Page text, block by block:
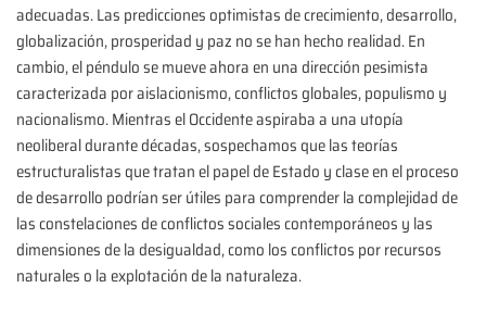
adecuadas. Las predicciones optimistas de crecimiento, desarrollo,
globalización, prosperidad y paz no se han hecho realidad. En
cambio, el péndulo se mueve ahora en una dirección pesimista
caracterizada por aislacionismo, conflictos globales, populismo y
nacionalismo. Mientras el Occidente aspiraba a una utopía
neoliberal durante décadas, sospechamos que las teorías
estructuralistas que tratan el papel de Estado y clase en el proceso
de desarrollo podrían ser útiles para comprender la complejidad de
las constelaciones de conflictos sociales contemporáneos y las
dimensiones de la desigualdad, como los conflictos por recursos
naturales o la explotación de la naturaleza.